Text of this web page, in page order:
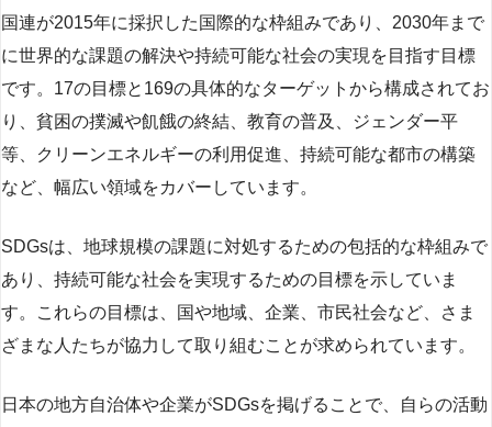
国連が2015年に採択した国際的な枠組みであり、2030年まで
に世界的な課題の解決や持続可能な社会の実現を目指す目標
です。17の目標と169の具体的なターゲットから構成されてお
り、貧困の撲滅や飢餓の終結、教育の普及、ジェンダー平
等、クリーンエネルギーの利用促進、持続可能な都市の構築
など、幅広い領域をカバーしています。
SDGsは、地球規模の課題に対処するための包括的な枠組みで
あり、持続可能な社会を実現するための目標を示していま
す。これらの目標は、国や地域、企業、市民社会など、さま
ざまな人たちが協力して取り組むことが求められています。
日本の地方自治体や企業がSDGsを掲げることで、自らの活動